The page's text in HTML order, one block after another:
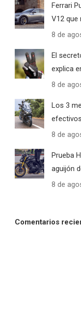
Ferrari
V12 que
8 de
El
explica
8 de
Los 3
8 de
Prueba
aguijón
8 de
Comentarios